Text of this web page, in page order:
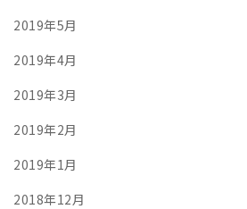
2019年5月
2019年4月
2019年3月
2019年2月
2019年1月
2018年12月